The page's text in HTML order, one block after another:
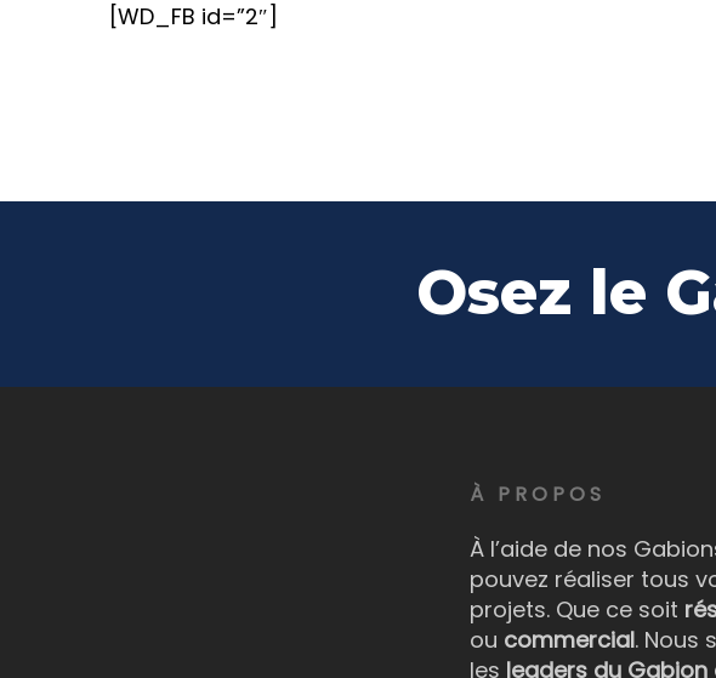
[WD_FB id=”2″]
Osez le
À PROPOS
À l’aide de nos
pouvez réaliser tous
projets. Que ce soit
ou commercial. Nous
les leaders du Gabion